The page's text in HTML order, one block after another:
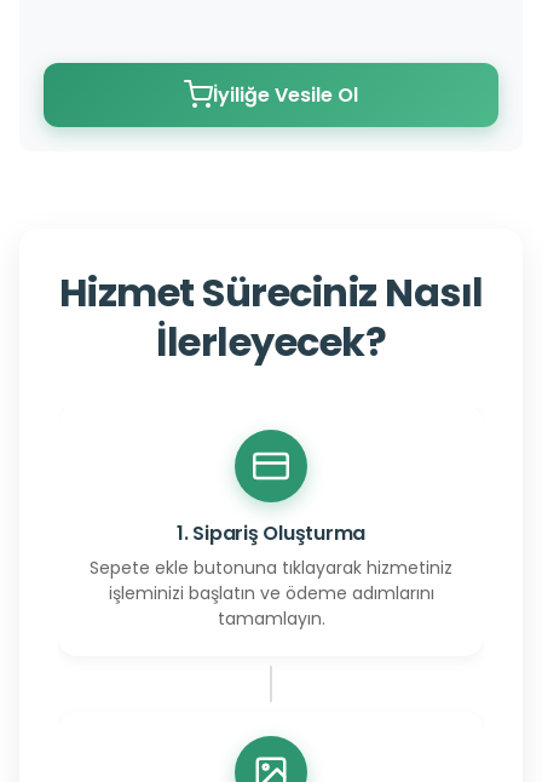
İyiliğe Vesile Ol
Hizmet Süreciniz Nasıl
İlerleyecek?
1. Sipariş Oluşturma
Sepete ekle butonuna tıklayarak hizmetiniz
işleminizi başlatın ve ödeme adımlarını
tamamlayın.